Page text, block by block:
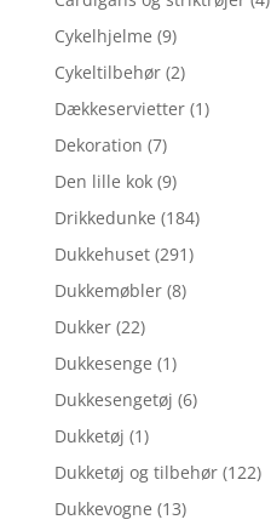
Cykelhjelme (9)
Cykeltilbehør (2)
Dækkeservietter (1)
Dekoration (7)
Den lille kok (9)
Drikkedunke (184)
Dukkehuset (291)
Dukkemøbler (8)
Dukker (22)
Dukkesenge (1)
Dukkesengetøj (6)
Dukketøj (1)
Dukketøj og tilbehør (122)
Dukkevogne (13)